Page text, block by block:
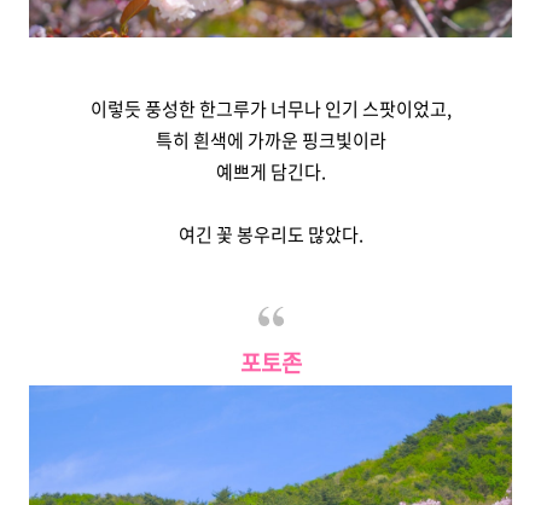
이렇듯 풍성한 한그루가 너무나 인기 스팟이었고,
특히 흰색에 가까운 핑크빛이라
예쁘게 담긴다.
여긴 꽃 봉우리도 많았다.
포토존